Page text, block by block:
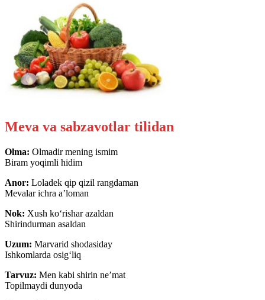
Meva va sabzavotlar tilidan
Olma: Olmadir mening ismim
Biram yoqimli hidim
Anor: Loladek qip qizil rangdaman
Mevalar ichra a’loman
Nok: Xush ko‘rishar azaldan
Shirindurman asaldan
Uzum: Marvarid shodasiday
Ishkomlarda osig‘liq
Tarvuz: Men kabi shirin ne’mat
Topilmaydi dunyoda